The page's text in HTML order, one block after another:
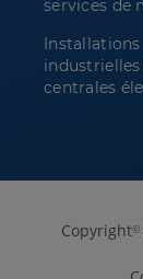
services de
Installations
industrielles
centrales
Copyright©